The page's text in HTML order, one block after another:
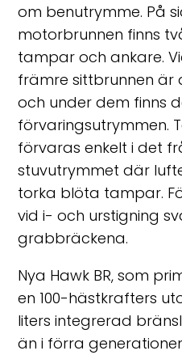
om benutrymme. På
motorbrunnen finns
tampar och ankare.
främre sittbrunnen är
och under dem finns
förvaringsutrymmen.
förvaras enkelt i det
stuvutrymmet där
torka blöta tampar.
vid i- och urstigning
grabbräckena.
Nya Hawk BR, som
en 100-hästkrafters
liters integrerad
än i förra